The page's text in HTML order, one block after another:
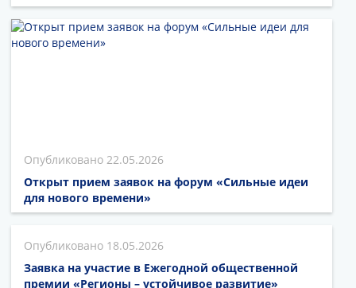
22.05.2026
Открыт прием заявок на форум «Сильные идеи
для нового времени»
18.05.2026
Заявка на участие в Ежегодной общественной
премии «Регионы – устойчивое развитие»